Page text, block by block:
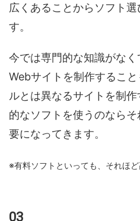
広くあることからソフト
す。
今では専門的な知識がな
Webサイトを制作するこ
ルとは異なるサイトを制
的なソフトを使うのなら
要になってきます。
※有料ソフトといっても、それほ